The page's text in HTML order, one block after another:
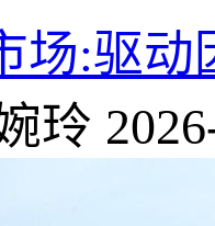
场:驱动
玲